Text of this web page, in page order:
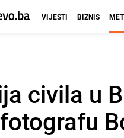
VIJESTI BIZNIS
civila u